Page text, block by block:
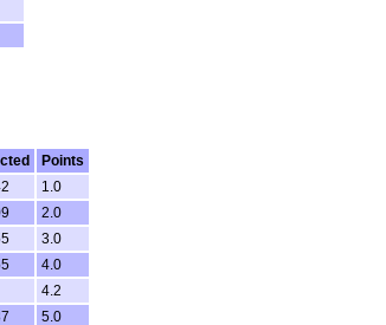
Points
1.0
2.0
3.0
4.0
4.2
5.0